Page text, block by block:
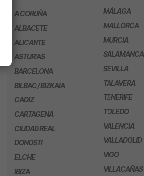
A CORUÑA
ALBACETE
ALICANTE
ASTURIAS
BARCELONA
BILBAO / BIZKAIA
CADIZ
CARTAGENA
CIUDAD REAL
DONOSTI
ELCHE
IBIZA
MÁLAGA
MALLORCA
MURCIA
SALAMANCA
SEVILLA
TALAVERA
TENERIFE
TOLEDO
VALENCIA
VALLADOLID
VIGO
VILLACAÑAS